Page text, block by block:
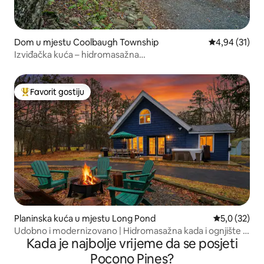
Dom u mjestu Coolbaugh Township Prosječna
4,94 (31)
Izviđačka kuća – hidromasažna
Glavni favorit gostiju
Favorit gostiju
Planinska kuća u mjestu Long Pond Prosječna
5,0 (32)
Udobno i modernizovano | Hidromasažna kada i ognjište |
Igronica!
Kada je najbolje vrijeme da se posjeti
Pocono Pines?